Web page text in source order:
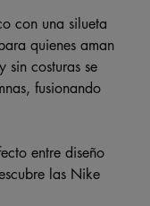
con una silueta
quienes aman
sin costuras se
fusionando
entre diseño
las Nike